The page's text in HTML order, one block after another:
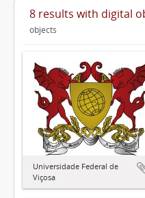
8 results with digital
objects
Universidade Federal de
Viçosa